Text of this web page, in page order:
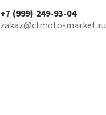
+7 (999) 249-93-04
zakaz@cfmoto-market.ru